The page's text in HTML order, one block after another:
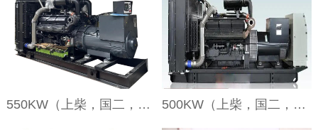
550KW（上柴，国二，裸机） 500KW（上柴，国二，裸机）